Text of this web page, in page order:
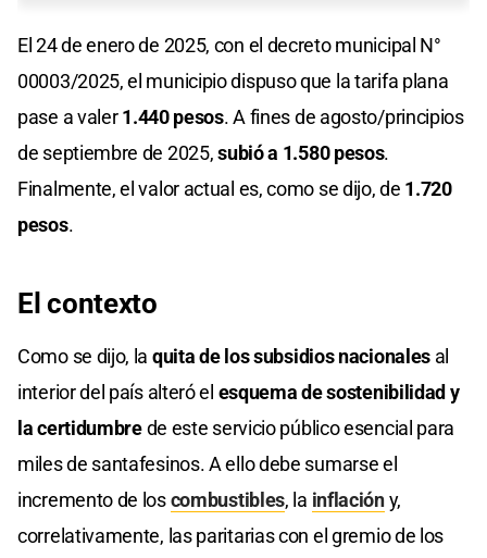
El 24 de enero de 2025, con el decreto municipal N°
00003/2025, el municipio dispuso que la tarifa plana
pase a valer1.440 pesos. A fines de agosto/principios
de septiembre de 2025,subió a 1.580 pesos.
Finalmente, el valor actual es, como se dijo, de 1.720
pesos.
El contexto
Como se dijo, la quita de los subsidios nacionales al
interior del país alteró el esquema de sostenibilidad y
la certidumbrede este servicio público esencial para
miles de santafesinos. A ello debe sumarse el
incremento de loscombustibles, la inflacióny,
correlativamente, las paritarias con el gremio de los